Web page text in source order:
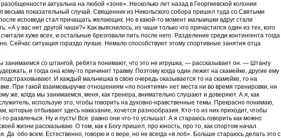
актуальна на любой «зоне». Несколько лет назад в Георгиевской колонии
весьма показательный случай. Священник из Никольского собора пришел туда со Святыми
исповеди стал причащать желающих. Но в какой-то момент мальчишки вдруг стали
«А у вас нет другой чаши?» Как выяснилось, из чаши только что причастился один из тех, кого
хуже всех, и остальные брезговали пить после него. Разделение среди контингента тогда
Сейчас ситуация гораздо лучше. Немало способствуют этому спортивные занятия отца
занимаемся со штангой, ребята понимают, что это не игрушка, — рассказывает он. — Штангу
и тогда она кому-то причинит травму. Поэтому когда один лежит на скамейке, другие ему
И каждый мальчишка в свою очередь оказывается то на скамейке, то на
При такой взаимовыручке отношениям «по понятиям» нет места ни во время тренировки, ни
же, когда мы занимаемся, меня, как тренера, внимательно слушают и доверяют. А я, как
использую это, чтобы говорить на духовно-нравственные темы. Прекрасно понимаю,
которые отбывают здесь наказание, хочется разнообразия. Кто-то из них приходит, чтобы
то развлечься. Ну и пусть! Все равно они что-то услышат. А я стараюсь говорить как можно
жизни рассказываю. О том, как к Богу пришел, про юность, про то, как спортом начал
Да обо всем. Естественно, говорю и о вере, но не всегда «в лоб». Больше стараюсь делать это с